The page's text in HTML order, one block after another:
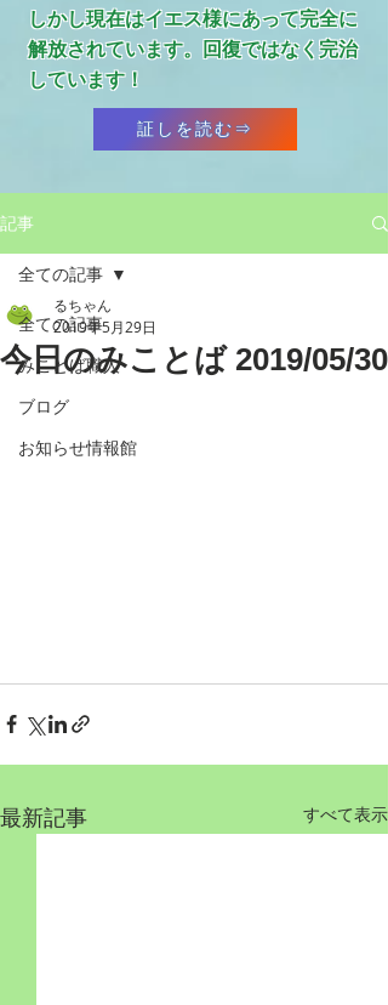
​しかし現在はイエス様にあって完全に
解放されています。回復ではなく完治
しています！
証しを読む⇒
記事
全ての記事
みことば職人
ブログ
お知らせ情報館
全ての記事
今日のみことば 2019/05/30
るちゃん
2019年5月29日
最新記事 すべて表示